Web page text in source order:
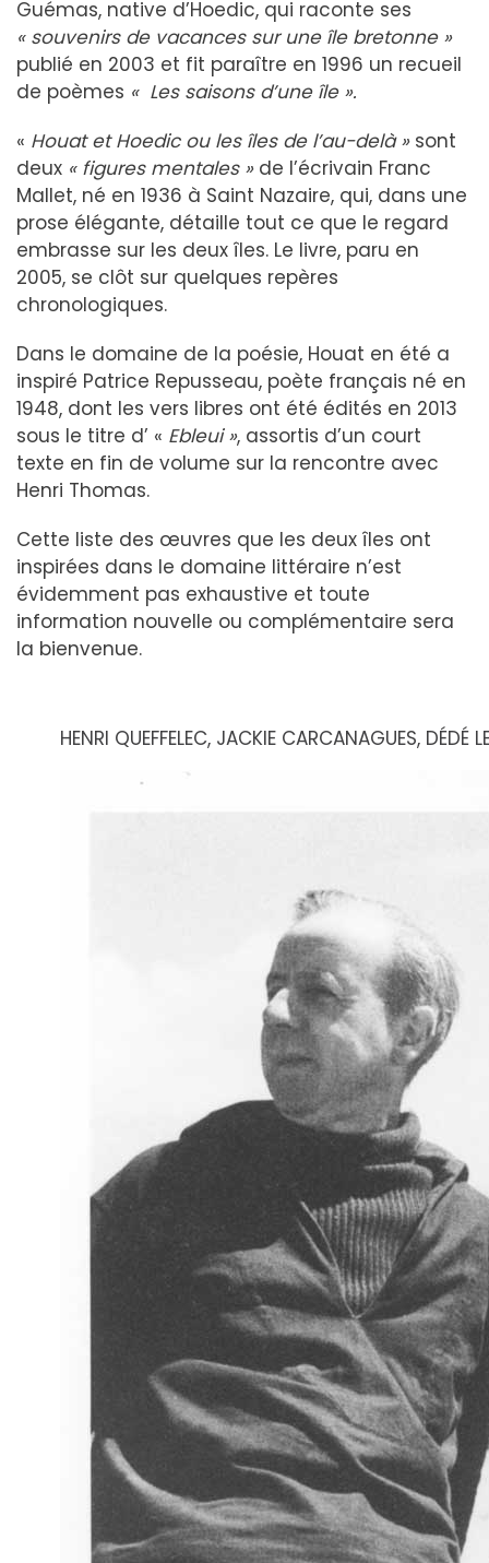
Guémas, native d’Hoedic, qui raconte ses
« souvenirs de vacances sur une île bretonne »
publié en 2003 et fit paraître en 1996 un recueil
de poèmes « Les saisons d’une île ».
« Houat et Hoedic ou les îles de l’au-delà »sont
deux « figures mentales » de l’écrivain Franc
Mallet, né en 1936 à Saint Nazaire, qui, dans une
prose élégante, détaille tout ce que le regard
embrasse sur les deux îles. Le livre, paru en
2005, se clôt sur quelques repères
chronologiques.
Dans le domaine de la poésie, Houat en été a
inspiré Patrice Repusseau, poète français né en
1948, dont les vers libres ont été édités en 2013
sous le titre d’ « Ebleui », assortis d’un court
texte en fin de volume sur la rencontre avec
Henri Thomas.
Cette liste des œuvres que les deux îles ont
inspirées dans le domaine littéraire n’est
évidemment pas exhaustive et toute
information nouvelle ou complémentaire sera
la bienvenue.
HENRI QUEFFELEC, JACKIE CARCANAGUES, DÉDÉ